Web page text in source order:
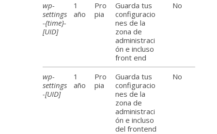
wp-
settings
-{time}-
[UID]
1
año
Pro
pia
Guarda tus
configuracio
nes de la
zona de
administraci
ón e incluso
front end
No
wp-
settings
-[UID]
1
año
Pro
pia
Guarda tus
configuracio
nes de la
zona de
administraci
ón e incluso
del frontend
No